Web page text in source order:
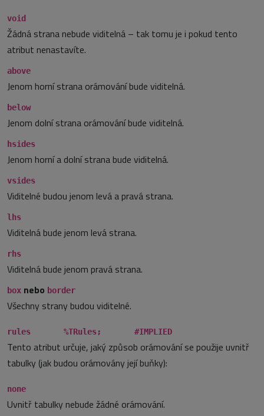
void
Žádná strana nebude viditelná – tak tomu je i pokud tento
atribut nenastavíte.
above
Jenom horní strana orámování bude viditelná.
below
Jenom dolní strana orámování bude viditelná.
hsides
Jenom horní a dolní strana bude viditelná.
vsides
Viditelné budou jenom levá a pravá strana.
lhs
Viditelná bude jenom levá strana.
rhs
Viditelná bude jenom pravá strana.
box nebo border
Všechny strany budou viditelné.
rules %TRules; #IMPLIED
Tento atribut určuje, jaký způsob orámování se použije uvnitř
tabulky (jak budou orámovány její buňky):
none
Uvnitř tabulky nebude žádné orámování.